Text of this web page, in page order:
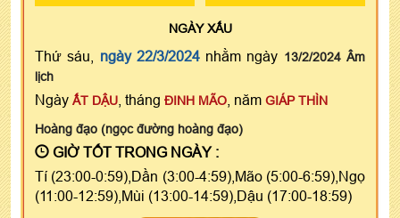
NGÀYXẤU
Thứ sáu, ngày 22/3/2024nhằm ngày 13/2/2024 Âm
lịch
Ngày ẤT DẬU , tháng ĐINH MÃO , năm GIÁP THÌN
Hoàng đạo (ngọc đường hoàng đạo)
GIỜ TỐT TRONG NGÀY :
Tí (23:00-0:59),Dần (3:00-4:59),Mão (5:00-6:59),Ngọ
(11:00-12:59),Mùi (13:00-14:59),Dậu (17:00-18:59)